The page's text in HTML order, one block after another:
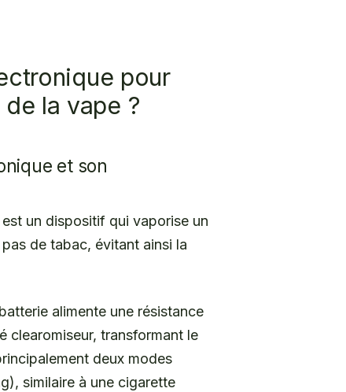
pour
la vape ?
et son
un dispositif qui vaporise un
de tabac, évitant ainsi la
alimente une résistance
clearomiseur, transformant le
deux modes
similaire à une cigarette